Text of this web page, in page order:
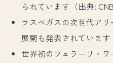
られています（出典:
ラスベガスの次世代アリ
展開も発表されています
世界初のフェラーリ・